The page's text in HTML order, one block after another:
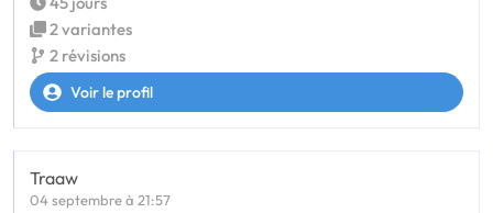
2 variantes
2 révisions
Voir le profil
Traaw
04 septembre à 21:57